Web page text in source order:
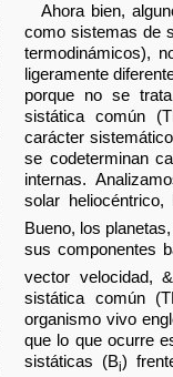
Ahora bien,
como sistemas de
termodinámicos),
ligeramente
porque no se
sistática común
carácter
se codeterminan
internas.
solar
Bueno, los
sus componentes
vector velocidad,
sistática común
organismo vivo
que lo que ocurre
sistáticas (Bi)